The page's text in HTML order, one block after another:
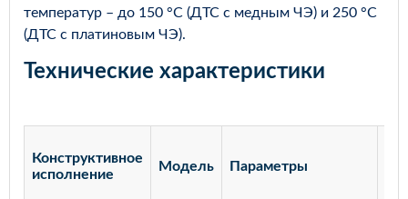
температур – до 150 °С (ДТС с медным ЧЭ) и 250 °С
(ДТС с платиновым ЧЭ).
Технические характеристики
Конструктивное
исполнение
Модель Параметры